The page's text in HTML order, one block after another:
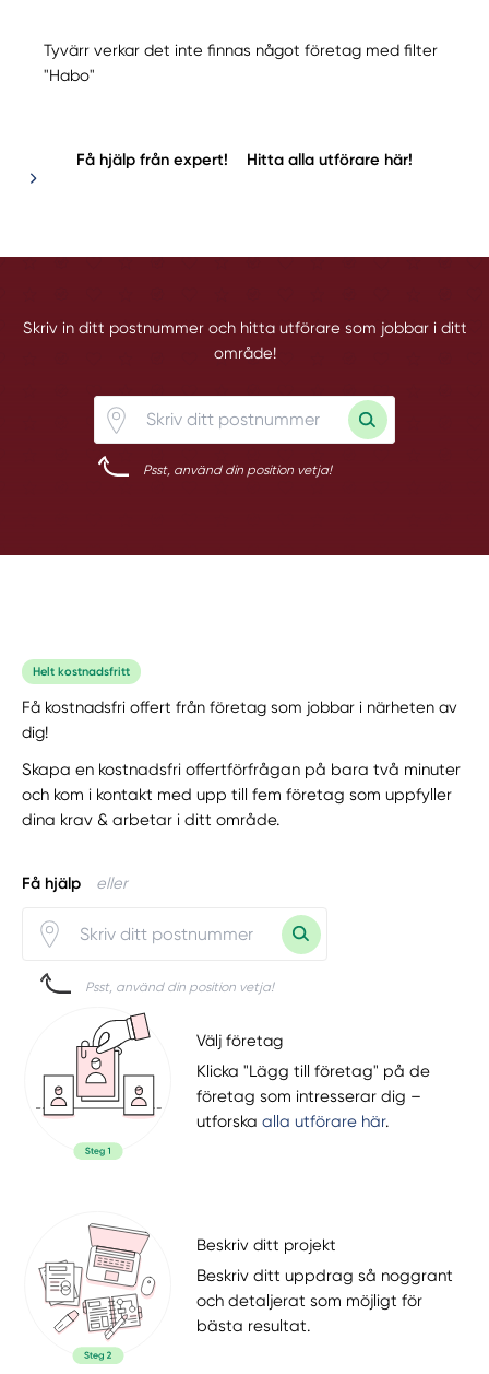
Tyvärr verkar det inte finnas något företag med filter
"Habo"
Få hjälp från expert! Hitta alla utförare här!
Skriv in ditt postnummer och hitta utförare som jobbar i ditt
område!
Psst, använd din position vetja!
Helt kostnadsfritt
Få kostnadsfri offert från företag som jobbar i närheten av
dig!
Skapa en kostnadsfri offertförfrågan på bara två minuter
och kom i kontakt med upp till fem företag som uppfyller
dina krav & arbetar i ditt område.
Få hjälp eller
Psst, använd din position vetja!
Välj företag
Klicka "Lägg till företag" på de
företag som intresserar dig –
utforskaalla utförare här.
Beskriv ditt projekt
Beskriv ditt uppdrag så noggrant
och detaljerat som möjligt för
bästa resultat.